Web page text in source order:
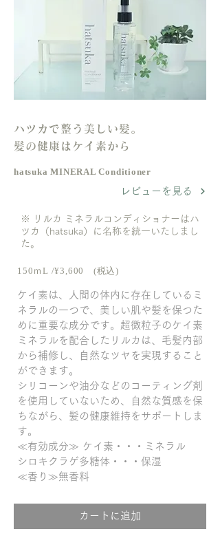
ハツカで整う美しい髪。
髪の健康はケイ素から
hatsuka MINERAL Conditioner
レビューを見る
※ リルカ ミネラルコンディショナーはハ
ツカ（hatsuka）に名称を統一いたしまし
た。
150ｍL /¥3,600 (税込)
ケイ素は、人間の体内に存在しているミ
ネラルの一つで、美しい肌や髪を保つた
めに重要な成分です。超微粒子のケイ素
ミネラルを配合したリルカは、毛髪内部
から補修し、自然なツヤを実現すること
ができます。
シリコーンや油分などのコーティング剤
を使用していないため、自然な質感を保
ちながら、髪の健康維持をサポートしま
す。
≪有効成分≫ ケイ素・・・ミネラル
シロキクラゲ多糖体・・・保湿
≪香り≫無香料
カートに追加